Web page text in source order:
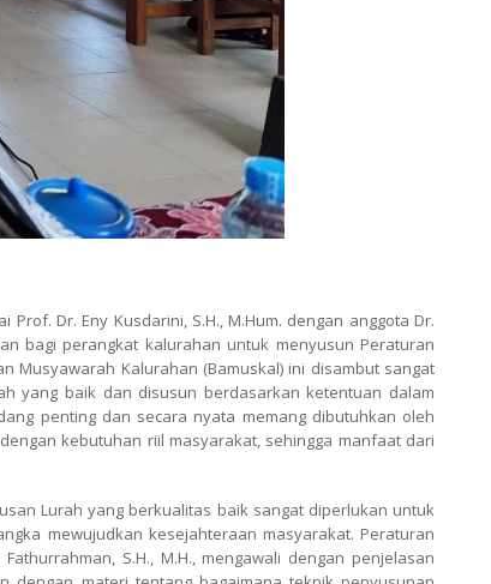
Dr. Eny Kusdarini, S.H., M.Hum. dengan anggota Dr.
bagi perangkat kalurahan untuk menyusun Peraturan
Musyawarah Kalurahan (Bamuskal) ini disambut sangat
yang baik dan disusun berdasarkan ketentuan dalam
penting dan secara nyata memang dibutuhkan oleh
kebutuhan riil masyarakat, sehingga manfaat dari
Lurah yang berkualitas baik sangat diperlukan untuk
mewujudkan kesejahteraan masyarakat. Peraturan
S.H., M.H., mengawali dengan penjelasan